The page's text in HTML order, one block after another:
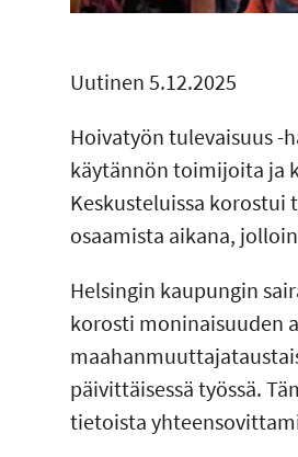
Uutinen 5.12.2025
Hoivatyön tulevaisuus -
käytännön toimijoita ja
Keskusteluissa korostui
osaamista aikana,
Helsingin kaupungin
korosti moninaisuuden
päivittäisessä työssä.
tietoista